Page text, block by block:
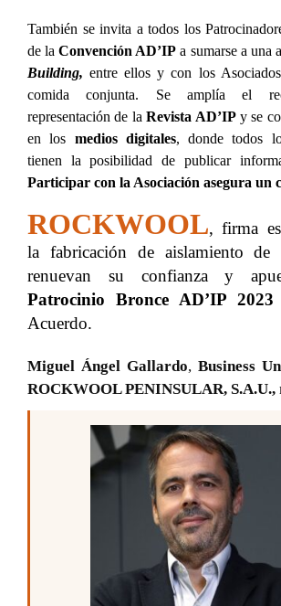
También se invita a todos los
de laConvención AD’IP a sumarse a una
Building, entre ellos y con los
comida conjunta. Se amplía el
representación de laRevista AD’IPy se
en los medios digitales, donde todos
tienen la posibilidad de publicar
Participar con la Asociación asegura un
ROCKWOOL, firma
la fabricación de aislamiento de
renuevan su confianza y
Patrocinio Bronce AD’IP
Acuerdo.
Miguel Ángel Gallardo, Business
ROCKWOOL PENINSULAR, S.A.U.,